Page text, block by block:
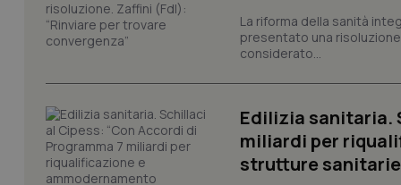
La riforma della sanità
presentato una
considerato...
Edilizia sanitaria.
miliardi per
strutture
CookieScriptConsent
tracking-enable